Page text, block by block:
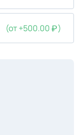
(от +500.00 )